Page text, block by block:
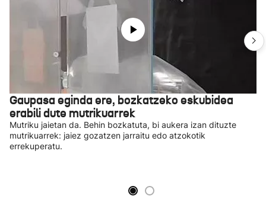
Gaupasa eginda ere, bozkatzeko eskubidea
erabili dute mutrikuarrek
Mutriku jaietan da. Behin bozkatuta, bi aukera izan dituzte
mutrikuarrek: jaiez gozatzen jarraitu edo atzokotik
errekuperatu.